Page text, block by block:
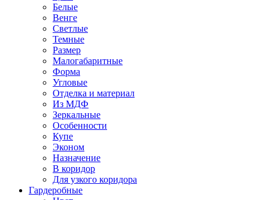
Белые
Венге
Светлые
Темные
Размер
Малогабаритные
Форма
Угловые
Отделка и материал
Из МДФ
Зеркальные
Особенности
Купе
Эконом
Назначение
В коридор
Для узкого коридора
Гардеробные